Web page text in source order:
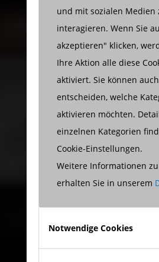
und mit sozialen Medien
interagieren. Wenn Sie
akzeptieren" klicken,
Ihre Aktion alle diese
aktiviert. Sie können auch
entscheiden, welche
aktivieren möchten.
einzelnen Kategorien
Cookie-Einstellungen.
Weitere Informationen zu
erhalten Sie in unserem
Notwendige Cookies